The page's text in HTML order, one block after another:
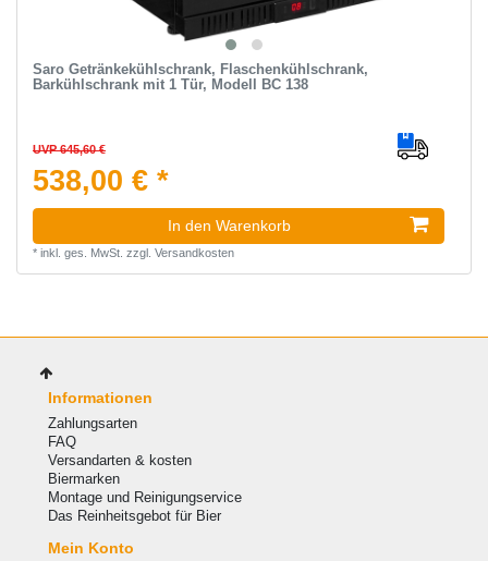
Saro Getränkekühlschrank, Flaschenkühlschrank,
Barkühlschrank mit 1 Tür, Modell BC 138
UVP 645,60 €
538,00 € *
In den Warenkorb
* inkl. ges. MwSt. zzgl. Versandkosten
Informationen
Zahlungsarten
FAQ
Versandarten & kosten
Biermarken
Montage und Reinigungservice
Das Reinheitsgebot für Bier
Mein Konto